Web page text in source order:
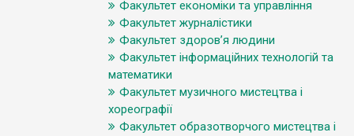
Факультет економіки та управління
Факультет журналістики
Факультет здоров’я людини
Факультет інформаційних технологій та
математики
Факультет музичного мистецтва і
хореографії
Факультет образотворчого мистецтва і